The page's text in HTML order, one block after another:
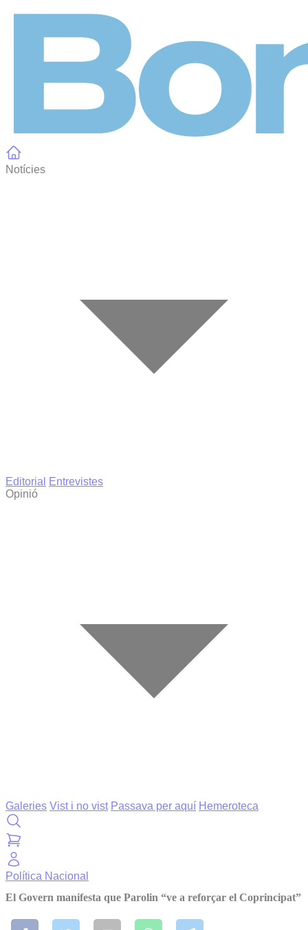
Notícies
Editorial
Entrevistes
Opinió
Galeries Vist i no vist Passava per aquí Hemeroteca
Política Nacional
El Govern manifesta que Parolin “ve a reforçar el Coprincipat”